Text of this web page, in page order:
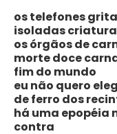
os telefones
isoladas
os órgãos de
morte doce
fim do mundo
eu não quero
de ferro dos
há uma epopéia
contra